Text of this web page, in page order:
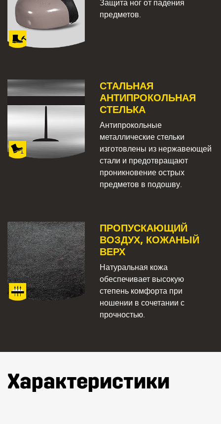
Защита ног от падения
предметов.
СТАЛЬНАЯ
АНТИПРОКОЛЬНАЯ
СТЕЛЬКА
Антипрокольные
металлические стельки
изготовлены из нержавеющей
стали и предотвращают
проникновение острых
предметов в подошву.
ПРОПУСКАЮЩИЙ
ВОЗДУХ, КОЖАНЫЙ
ВЕРХ
Натуральная кожа
обеспечивает высокую
степень комфорта при
ношении в сочетании с
прочностью.
Характеристики